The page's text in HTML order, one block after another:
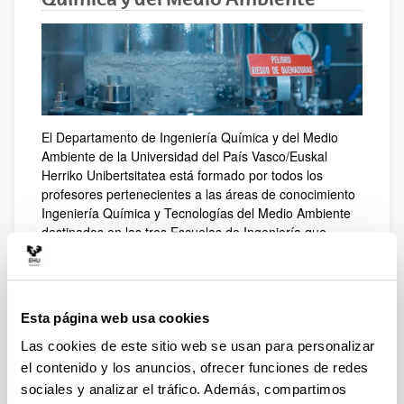
Esta página web usa cookies
Las cookies de este sitio web se usan para personalizar
el contenido y los anuncios, ofrecer funciones de redes
sociales y analizar el tráfico. Además, compartimos
El Departamento de Ingeniería Química y del Medio
Ambiente de la Universidad del País Vasco/Euskal
Herriko Unibertsitatea está formado por todos los
profesores pertenecientes a las áreas de conocimiento
Ingeniería Química y Tecnologías del Medio Ambiente
destinados en las tres Escuelas de Ingeniería que
forman parte de la UPV/EHU (Bilbao, Gipuzkoa y
sociedad, especialmente sus sectores industriales y de
servicios, para liderar los retos actuales asociados a la
digitalización, la transición energética y la sostenibilidad
económica, social y ambiental.
Dispone de laboratorios docentes y de investigación en